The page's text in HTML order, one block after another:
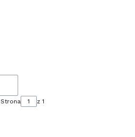
Strona z 1